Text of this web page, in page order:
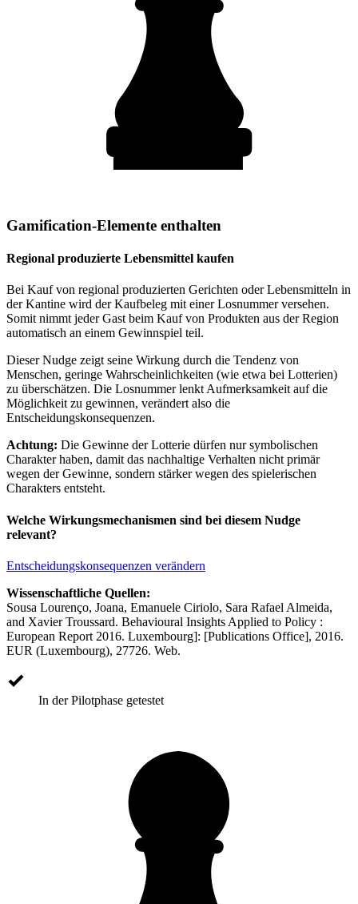
Gamification-Elemente enthalten
Regional produzierte Lebensmittel kaufen
Bei Kauf von regional produzierten Gerichten oder Lebensmitteln in
der Kantine wird der Kaufbeleg mit einer Losnummer versehen.
Somit nimmt jeder Gast beim Kauf von Produkten aus der Region
automatisch an einem Gewinnspiel teil.
Dieser Nudge zeigt seine Wirkung durch die Tendenz von
Menschen, geringe Wahrscheinlichkeiten (wie etwa bei Lotterien)
zu überschätzen. Die Losnummer lenkt Aufmerksamkeit auf die
Möglichkeit zu gewinnen, verändert also die
Entscheidungskonsequenzen.
Achtung: Die Gewinne der Lotterie dürfen nur symbolischen
Charakter haben, damit das nachhaltige Verhalten nicht primär
wegen der Gewinne, sondern stärker wegen des spielerischen
Charakters entsteht.
Welche Wirkungsmechanismen sind bei diesem Nudge
relevant?
Entscheidungskonsequenzen verändern
Wissenschaftliche Quellen:
Sousa Lourenço, Joana, Emanuele Ciriolo, Sara Rafael Almeida,
and Xavier Troussard. Behavioural Insights Applied to Policy :
European Report 2016. Luxembourg]: [Publications Office], 2016.
EUR (Luxembourg), 27726. Web.
In der Pilotphase getestet